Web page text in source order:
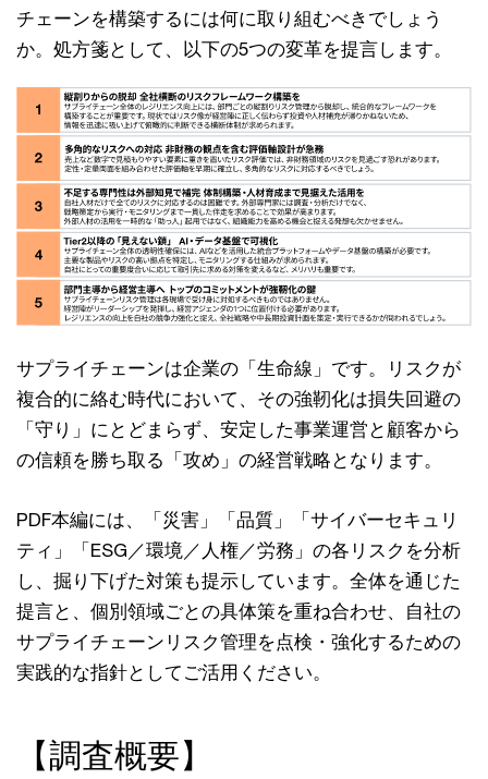
チェーンを構築するには何に取り組むべきでしょう
か。処方箋として、以下の5つの変革を提言します。
サプライチェーンは企業の「生命線」です。リスクが
複合的に絡む時代において、その強靭化は損失回避の
「守り」にとどまらず、安定した事業運営と顧客から
の信頼を勝ち取る「攻め」の経営戦略となります。
PDF本編には、「災害」「品質」「サイバーセキュリ
ティ」「ESG／環境／人権／労務」の各リスクを分析
し、掘り下げた対策も提示しています。全体を通じた
提言と、個別領域ごとの具体策を重ね合わせ、自社の
サプライチェーンリスク管理を点検・強化するための
実践的な指針としてご活用ください。
【調査概要】